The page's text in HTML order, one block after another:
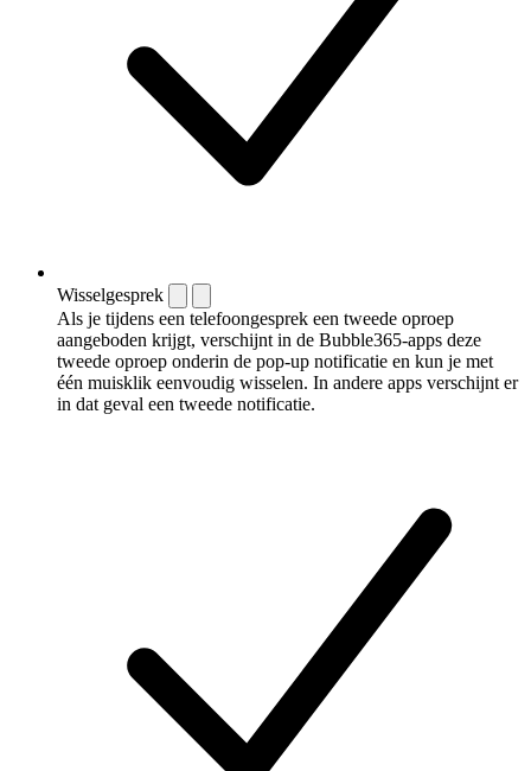
Wisselgesprek
Als je tijdens een telefoongesprek een tweede oproep
aangeboden krijgt, verschijnt in de Bubble365-apps deze
tweede oproep onderin de pop-up notificatie en kun je met
één muisklik eenvoudig wisselen. In andere apps verschijnt er
in dat geval een tweede notificatie.